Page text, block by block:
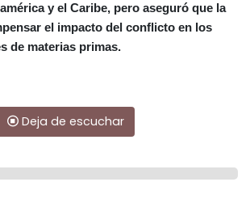
y el Caribe, pero aseguró que la
el impacto del conflicto en los
de materias primas.
Deja de escuchar